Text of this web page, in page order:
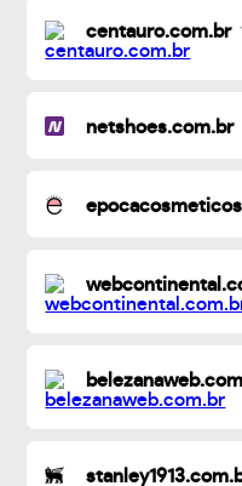
centauro.com.br
netshoes.com.br